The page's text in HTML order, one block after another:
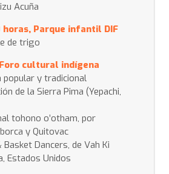
Acuña
horas, Parque infantil DIF
de trigo
cultural indígena
popular y tradicional
de la Sierra Pima (Yepachi,
tohono o’otham, por
y Quitovac
Basket Dancers, de Vah Ki
Estados Unidos